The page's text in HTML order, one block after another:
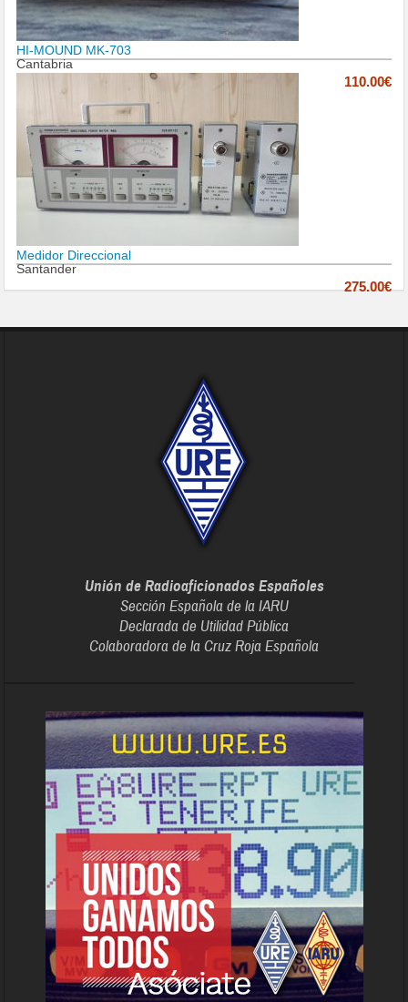
HI-MOUND MK-703
Cantabria
110.00€
Medidor Direccional
Santander
275.00€
Unión de Radioaficionados Españoles
Sección Española de la IARU
Declarada de Utilidad Pública
Colaboradora de la Cruz Roja Española